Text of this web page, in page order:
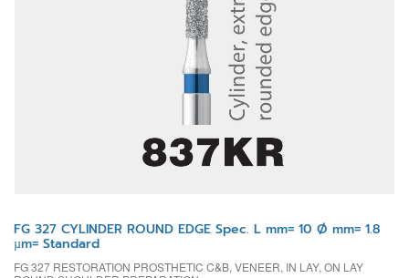
FG 327 CYLINDER ROUND EDGE Spec. L mm= 10 Ø mm= 1.8
µm= Standard
FG 327 RESTORATION PROSTHETIC C&B, VENEER, IN LAY, ON LAY